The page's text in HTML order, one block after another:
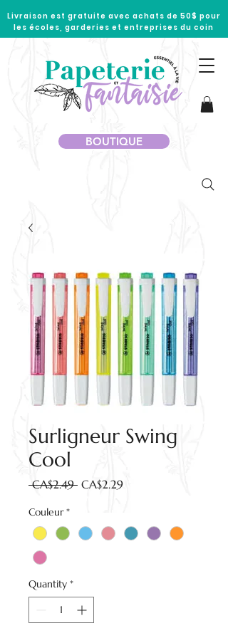
Livraison est gratuite avec achats de 50$ pour
les écoles, garderies et entreprises du coin
BOUTIQUE
Surligneur Swing
Cool
CA$2.49 Regular
CA$2.29Sale
Couleur *
Quantity *